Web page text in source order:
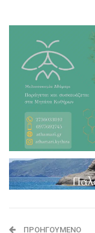
ΠΡΟΗΓΟΎΜΕΝΟ